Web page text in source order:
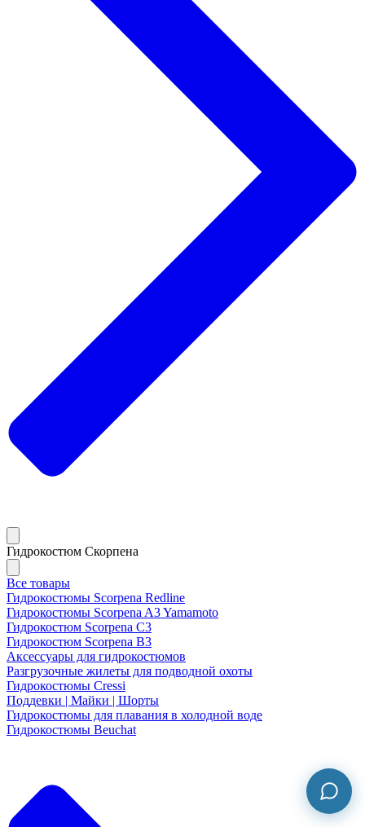
Гидрокостюм Скорпена
Все товары
Гидрокостюмы Scorpena Redline
Гидрокостюмы Scorpena A3 Yamamoto
Гидрокостюм Scorpena C3
Гидрокостюм Scorpena B3
Аксессуары для гидрокостюмов
Разгрузочные жилеты для подводной охоты
Гидрокостюмы Cressi
Поддевки | Майки | Шорты
Гидрокостюмы для плавания в холодной воде
Гидрокостюмы Beuchat